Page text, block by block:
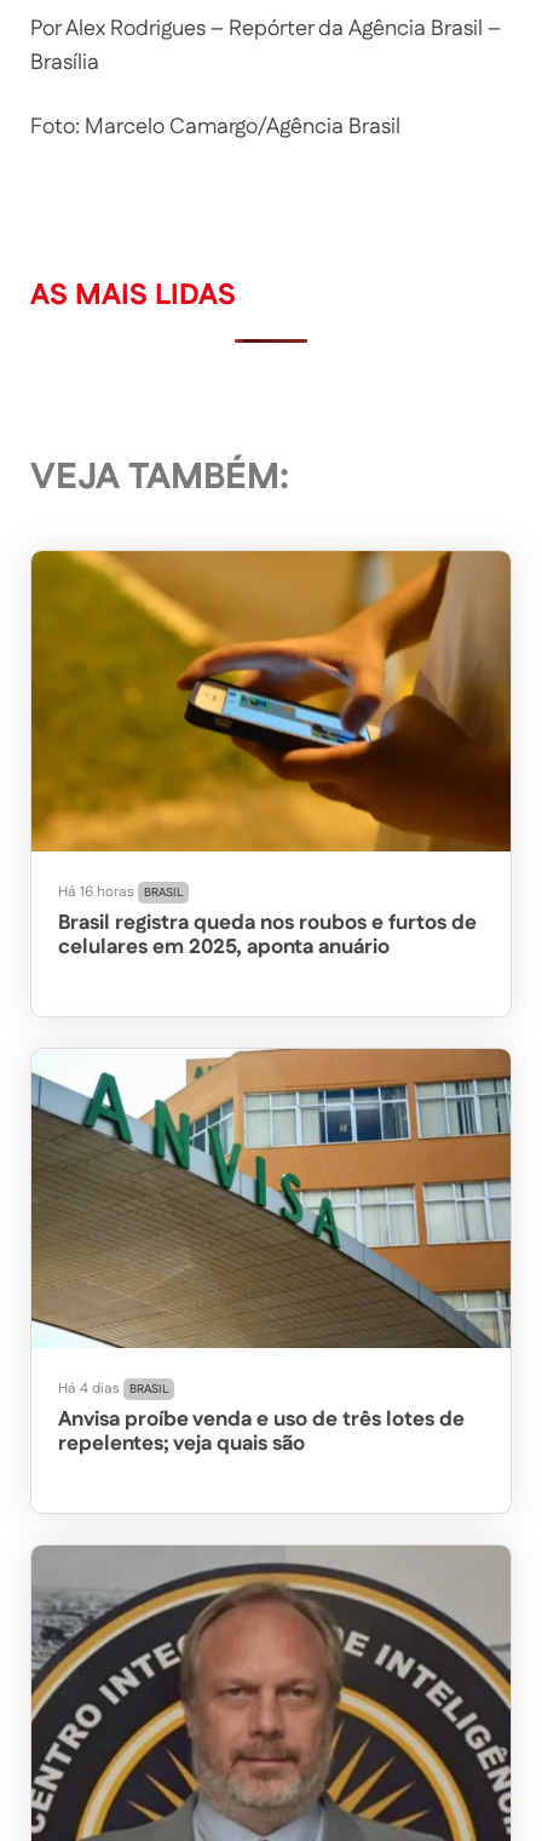
Por Alex Rodrigues – Repórter da Agência Brasil –
Brasília
Foto: Marcelo Camargo/Agência Brasil
AS MAIS LIDAS
VEJA TAMBÉM:
Há 16 horas BRASIL
Brasil registra queda nos roubos e furtos de
celulares em 2025, aponta anuário
Há 4 dias BRASIL
Anvisa proíbe venda e uso de três lotes de
repelentes; veja quais são